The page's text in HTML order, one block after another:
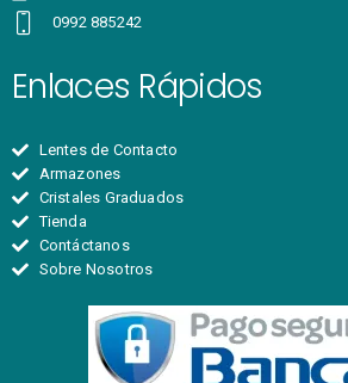
0992 885242
Enlaces Rápidos
Lentes de Contacto
Armazones
Cristales Graduados
Tienda
Contáctanos
Sobre Nosotros